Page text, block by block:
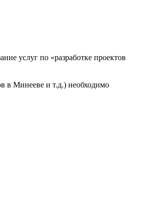
услуг по «разработке проектов
в Минееве и т.д.) необходимо